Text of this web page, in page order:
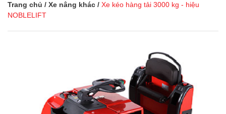
Trang chủ / Xe nâng khác / Xe kéo hàng tải 3000 kg - hiệu
NOBLELIFT